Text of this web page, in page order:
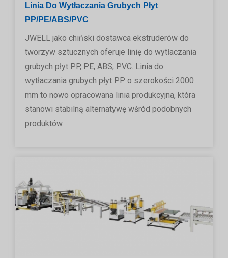
Linia Do Wytłaczania Grubych Płyt
PP/PE/ABS/PVC
JWELL jako chiński dostawca ekstruderów do
tworzyw sztucznych oferuje linię do wytłaczania
grubych płyt PP, PE, ABS, PVC. Linia do
wytłaczania grubych płyt PP o szerokości 2000
mm to nowo opracowana linia produkcyjna, która
stanowi stabilną alternatywę wśród podobnych
produktów.